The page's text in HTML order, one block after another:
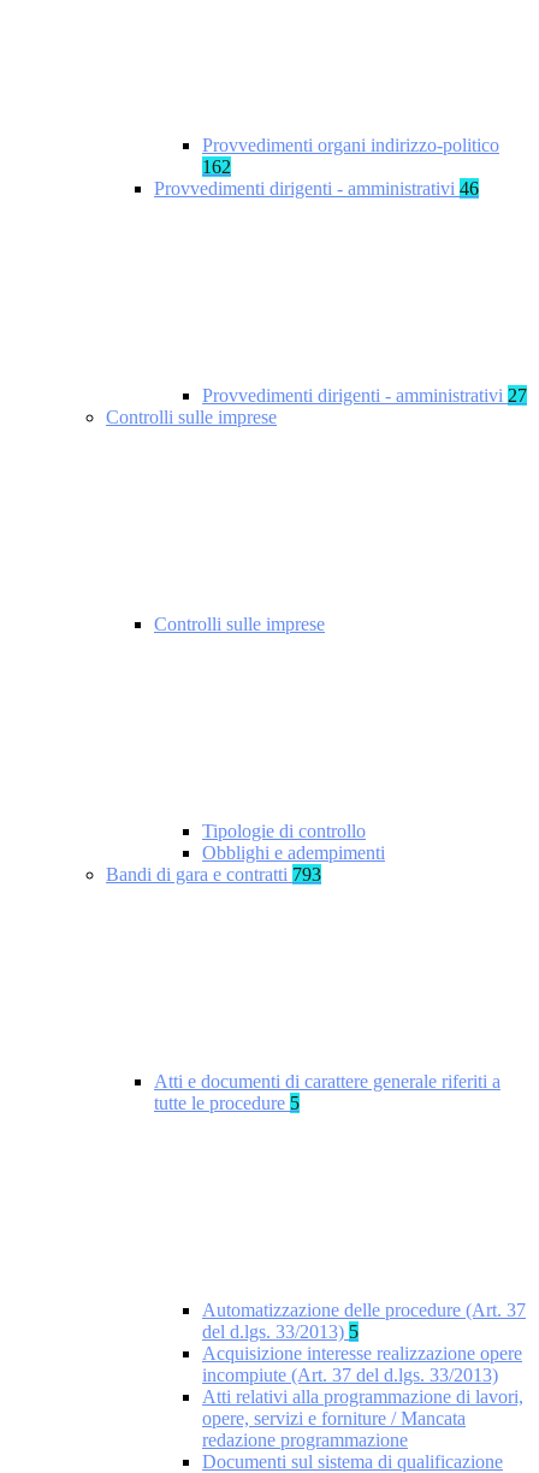
Provvedimenti organi indirizzo-politico
162
Provvedimenti dirigenti - amministrativi 46
Provvedimenti dirigenti - amministrativi 27
Controlli sulle imprese
Controlli sulle imprese
Tipologie di controllo
Obblighi e adempimenti
Bandi di gara e contratti 793
Atti e documenti di carattere generale riferiti a
tutte le procedure 5
Automatizzazione delle procedure (Art. 37
del d.lgs. 33/2013) 5
Acquisizione interesse realizzazione opere
incompiute (Art. 37 del d.lgs. 33/2013)
Atti relativi alla programmazione di lavori,
opere, servizi e forniture / Mancata
redazione programmazione
Documenti sul sistema di qualificazione